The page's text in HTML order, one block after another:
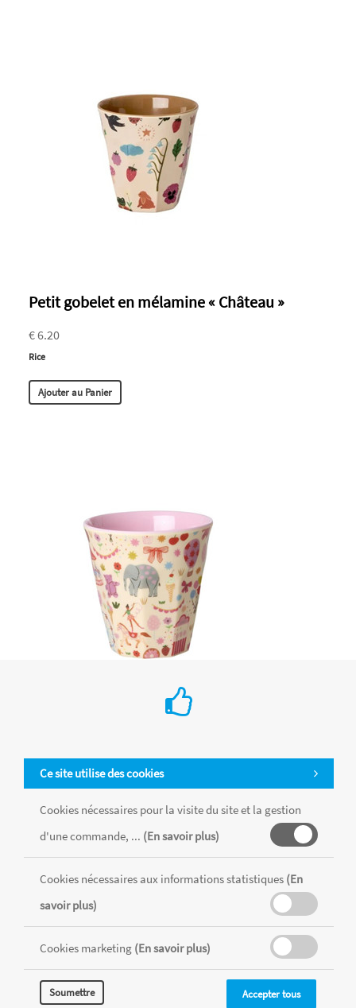
Petit gobelet en mélamine « Château »
€ 6.20
Rice
Ajouter au Panier
€ 6.20
Rice
Ce site utilise des cookies
Cookies nécessaires pour la visite du site et la gestion
d'une commande, ... (En savoir plus)
Cookies nécessaires aux informations statistiques (En
savoir plus)
Cookies marketing (En savoir plus)
Soumettre Accepter tous